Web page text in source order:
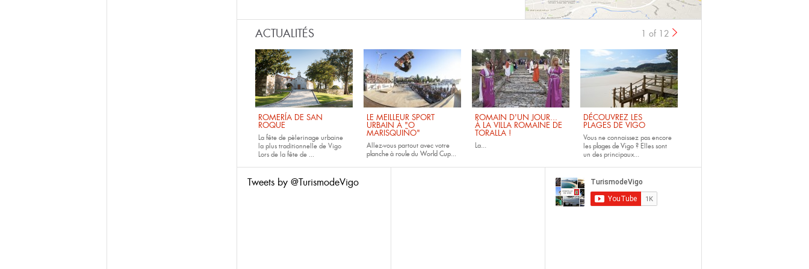
ACTUALITÉS
ROMERÍA DE SAN
ROQUE
La fête de pèlerinage urbaine
la plus traditionnelle de Vigo
Lors de la fête de ...
LE MEILLEUR SPORT
URBAIN À "O
MARISQUIÑO"
Allez-vous partout avec votre
planche à rouledu World Cup...
ROMAIN D'UN JOUR...
À LA VILLA ROMAINE DE
TORALLA !
La...
DÉCOUVREZ LES
PLAGES DE VIGO
Vous ne connaissez pas encore
les plages de Vigo ? Elles sont
un des principaux...
1 of 12
Tweets by @TurismodeVigo